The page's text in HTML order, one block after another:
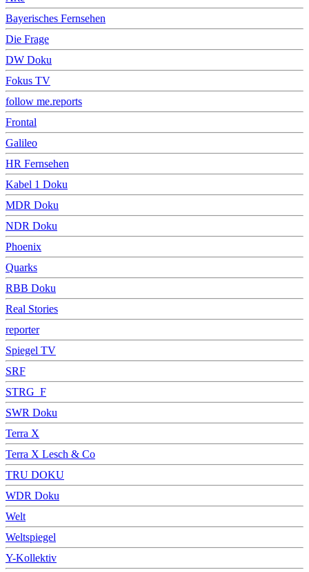
Bayerisches Fernsehen
Die Frage
DW Doku
Fokus TV
follow me.reports
Frontal
Galileo
HR Fernsehen
Kabel 1 Doku
MDR Doku
NDR Doku
Phoenix
Quarks
RBB Doku
Real Stories
reporter
Spiegel TV
SRF
STRG_F
SWR Doku
Terra X
Terra X Lesch & Co
TRU DOKU
WDR Doku
Welt
Weltspiegel
Y-Kollektiv